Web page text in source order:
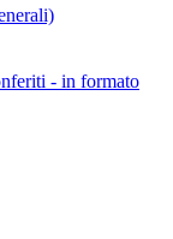
- in formato